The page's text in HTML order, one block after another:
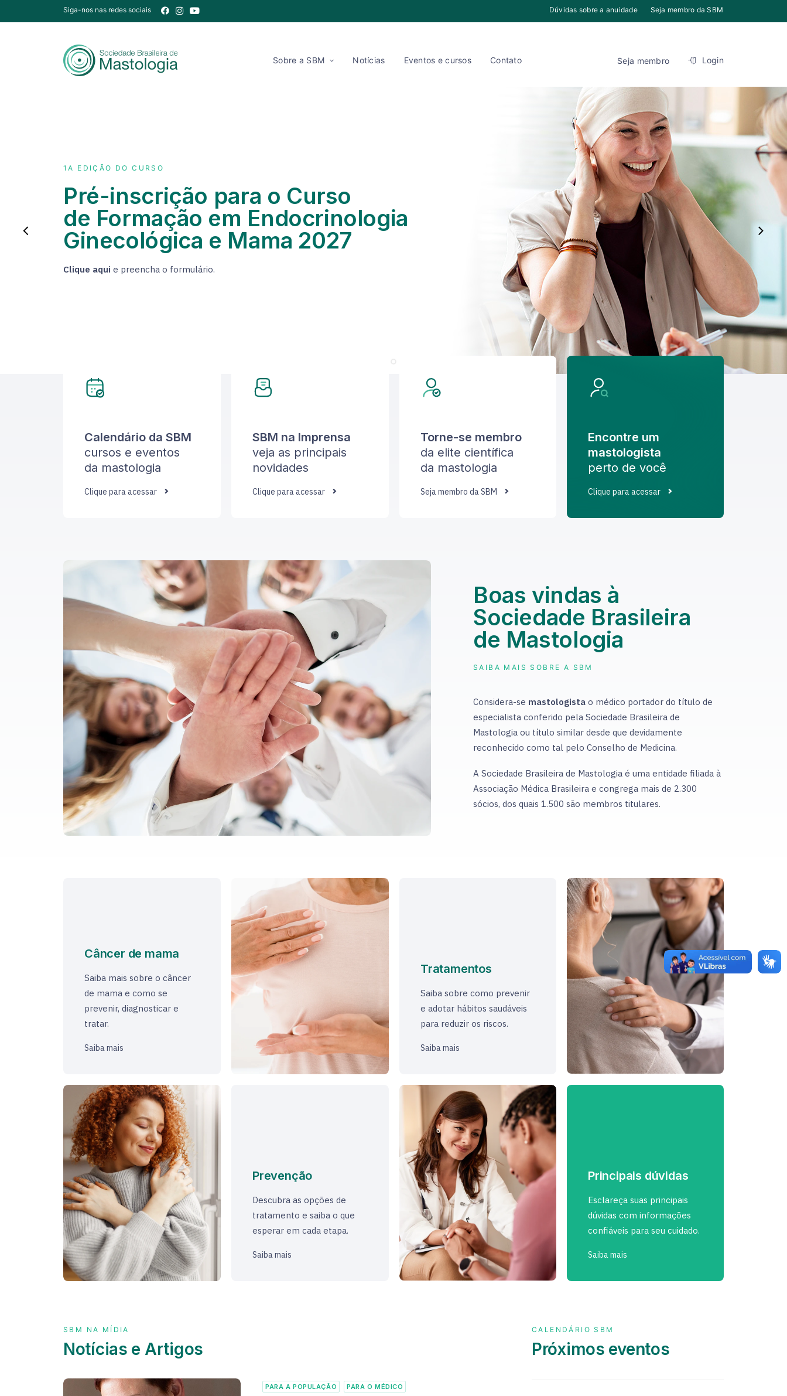
Siga-nos nas redes sociais Dúvidas sobre a anuidade Seja membro da SBM
Sobre a SBM Notícias Eventos e cursos Contato Seja membro Login
1A EDIÇÃO DO CURSO
Pré-inscrição para o Curso
de Formação em Endocrinologia
Ginecológica e Mama 2027
Clique aqui e preencha o formulário.
Calendário da SBM
cursos e eventos
da mastologia
Clique para acessar
SBM na Imprensa
veja as principais
novidades
Clique para acessar
Torne-se membro
da elite científica
da mastologia
Seja membro da SBM
Encontre um
mastologista
perto de você
Clique para acessar
Boas vindas à
Sociedade Brasileira
de Mastologia
SAIBA MAIS SOBRE A SBM
Considera-se mastologista o médico portador do título de
especialista conferido pela Sociedade Brasileira de
Mastologia ou título similar desde que devidamente
reconhecido como tal pelo Conselho de Medicina.
A Sociedade Brasileira de Mastologia é uma entidade filiada à
Associação Médica Brasileira e congrega mais de 2.300
sócios, dos quais 1.500 são membros titulares.
Câncer de mama
Saiba mais sobre o câncer
de mama e como se
prevenir, diagnosticar e
tratar.
Saiba mais
Tratamentos
Saiba sobre como prevenir
e adotar hábitos saudáveis
para reduzir os riscos.
Saiba mais
Prevenção
Descubra as opções de
tratamento e saiba o que
esperar em cada etapa.
Saiba mais
Principais dúvidas
Esclareça suas principais
dúvidas com informações
confiáveis para seu cuidado.
Saiba mais
SBM NA MÍDIA
Notícias e Artigos
PARA A POPULAÇÃO PARA O MÉDICO
CALENDÁRIO SBM
Próximos eventos